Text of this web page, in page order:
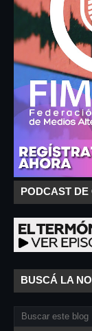
PODCAST DE
BUSCÁ LA